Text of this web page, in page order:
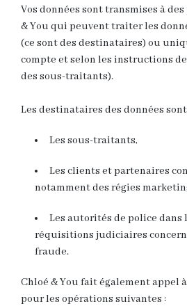
Vos données sont transmises à
& You qui peuvent traiter les
(ce sont des destinataires) ou
compte et selon les instructions
des sous-traitants).
Les destinataires des données
Les sous-traitants,
Les clients et partenaires
notamment des régies
Les autorités de police dans
réquisitions judiciaires
fraude.
Chloé & You fait également appel
pour les opérations suivantes :